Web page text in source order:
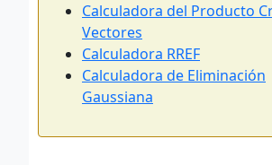
Calculadora del Producto
Vectores
Calculadora RREF
Calculadora de Eliminación
Gaussiana